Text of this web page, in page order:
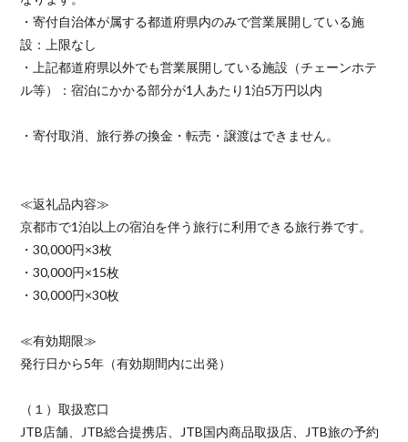
・寄付自治体が属する都道府県内のみで営業展開している施
設：上限なし
・上記都道府県以外でも営業展開している施設（チェーンホテ
ル等）：宿泊にかかる部分が1人あたり1泊5万円以内
・寄付取消、旅行券の換金・転売・譲渡はできません。
≪返礼品内容≫
京都市で1泊以上の宿泊を伴う旅行に利用できる旅行券です。
・30,000円×3枚
・30,000円×15枚
・30,000円×30枚
≪有効期限≫
発行日から5年（有効期間内に出発）
（１）取扱窓口
JTB店舗、JTB総合提携店、JTB国内商品取扱店、JTB旅の予約